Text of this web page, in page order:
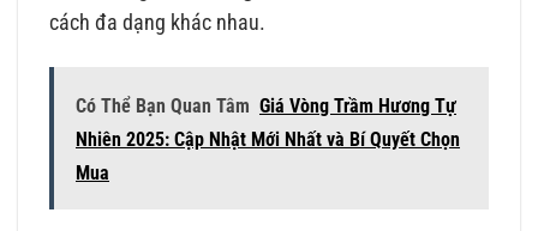
cách đa dạng khác nhau.
Có Thể Bạn Quan Tâm Giá Vòng Trầm Hương Tự
Nhiên 2025: Cập Nhật Mới Nhất và Bí Quyết Chọn
Mua